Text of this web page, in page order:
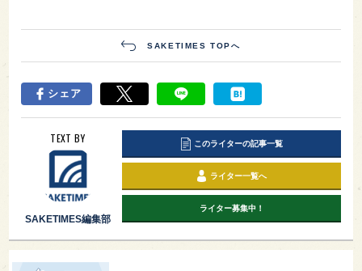
SAKETIMES TOPへ
シェア
TEXT BY
SAKETIMES編集部
このライターの記事一覧
ライター一覧へ
ライター募集中！